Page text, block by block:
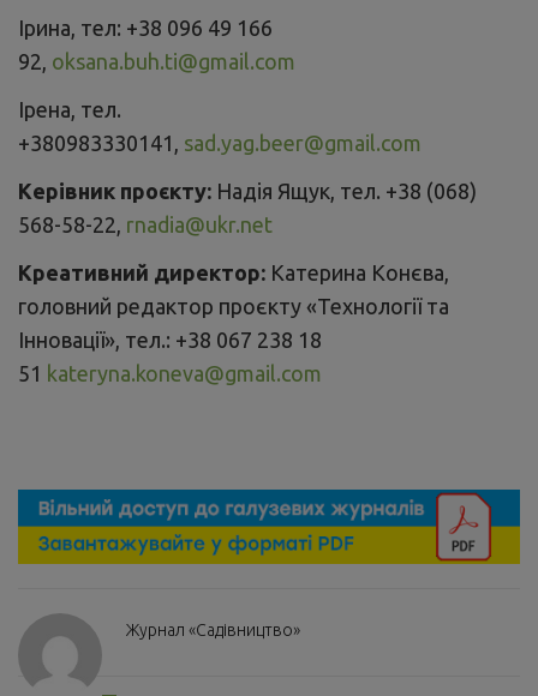
Ірина, тел: +38 096 49 166
92, oksana.buh.ti@gmail.com
Ірена, тел.
+380983330141, sad.yag.beer@gmail.com
Керівник проєкту: Надія Ящук, тел. +38 (068)
568-58-22, rnadia@ukr.net
Креативний директор: Катерина Конєва,
головний редактор проєкту «Технології та
Інновації», тел.: +38 067 238 18
51 kateryna.koneva@gmail.com
Журнал «Садівництво»